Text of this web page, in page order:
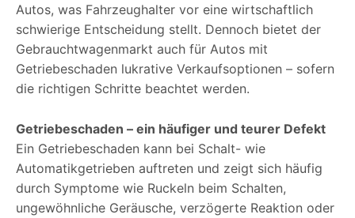
Autos, was Fahrzeughalter vor eine wirtschaftlich
schwierige Entscheidung stellt. Dennoch bietet der
Gebrauchtwagenmarkt auch für Autos mit
Getriebeschaden lukrative Verkaufsoptionen – sofern
die richtigen Schritte beachtet werden.
Getriebeschaden – ein häufiger und teurer Defekt
Ein Getriebeschaden kann bei Schalt- wie
Automatikgetrieben auftreten und zeigt sich häufig
durch Symptome wie Ruckeln beim Schalten,
ungewöhnliche Geräusche, verzögerte Reaktion oder